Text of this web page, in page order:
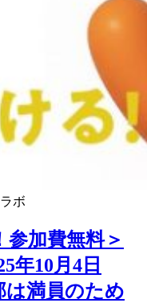
ボ
参加費無料＞
年10月4日
は満員のため